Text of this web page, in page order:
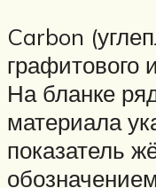
Carbon
графитового
На бланке
материала
показатель